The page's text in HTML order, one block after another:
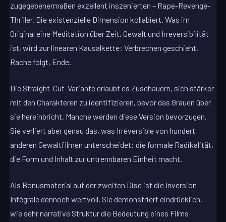
zugegebenermaßen exzellent inszenierten – Rape-Revenge-
Thriller. Die existenzielle Dimension kollabiert. Was im
Original eine Meditation über Zeit, Gewalt und Irreversibilität
ist, wird zur linearen Kausalkette: Verbrechen geschieht,
Rache folgt, Ende.
Die Straight-Cut-Variante erlaubt es Zuschauern, sich stärker
mit den Charakteren zu identifizieren, bevor das Grauen über
sie hereinbricht. Manche werden diese Version bevorzugen.
Sie verliert aber genau das, was Irréversible von hundert
anderen Gewaltfilmen unterscheidet: die formale Radikalität,
die Form und Inhalt zur untrennbaren Einheit macht.
Als Bonusmaterial auf der zweiten Disc ist die Inversion
Intégrale dennoch wertvoll. Sie demonstriert eindrücklich,
wie sehr narrative Struktur die Bedeutung eines Films